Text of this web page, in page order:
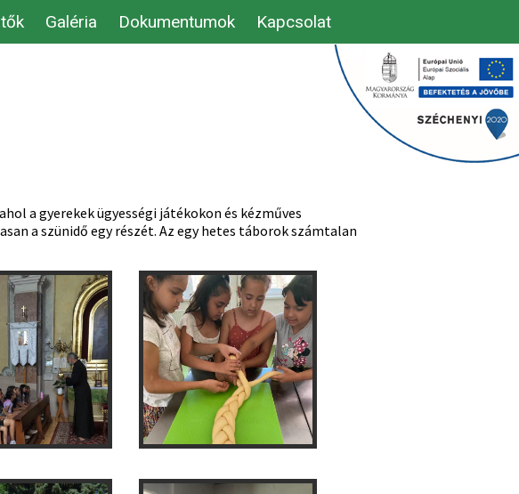
Galéria Dokumentumok Kapcsolat
a gyerekek ügyességi játékokon és kézműves
a szünidő egy részét. Az egy hetes táborok számtalan